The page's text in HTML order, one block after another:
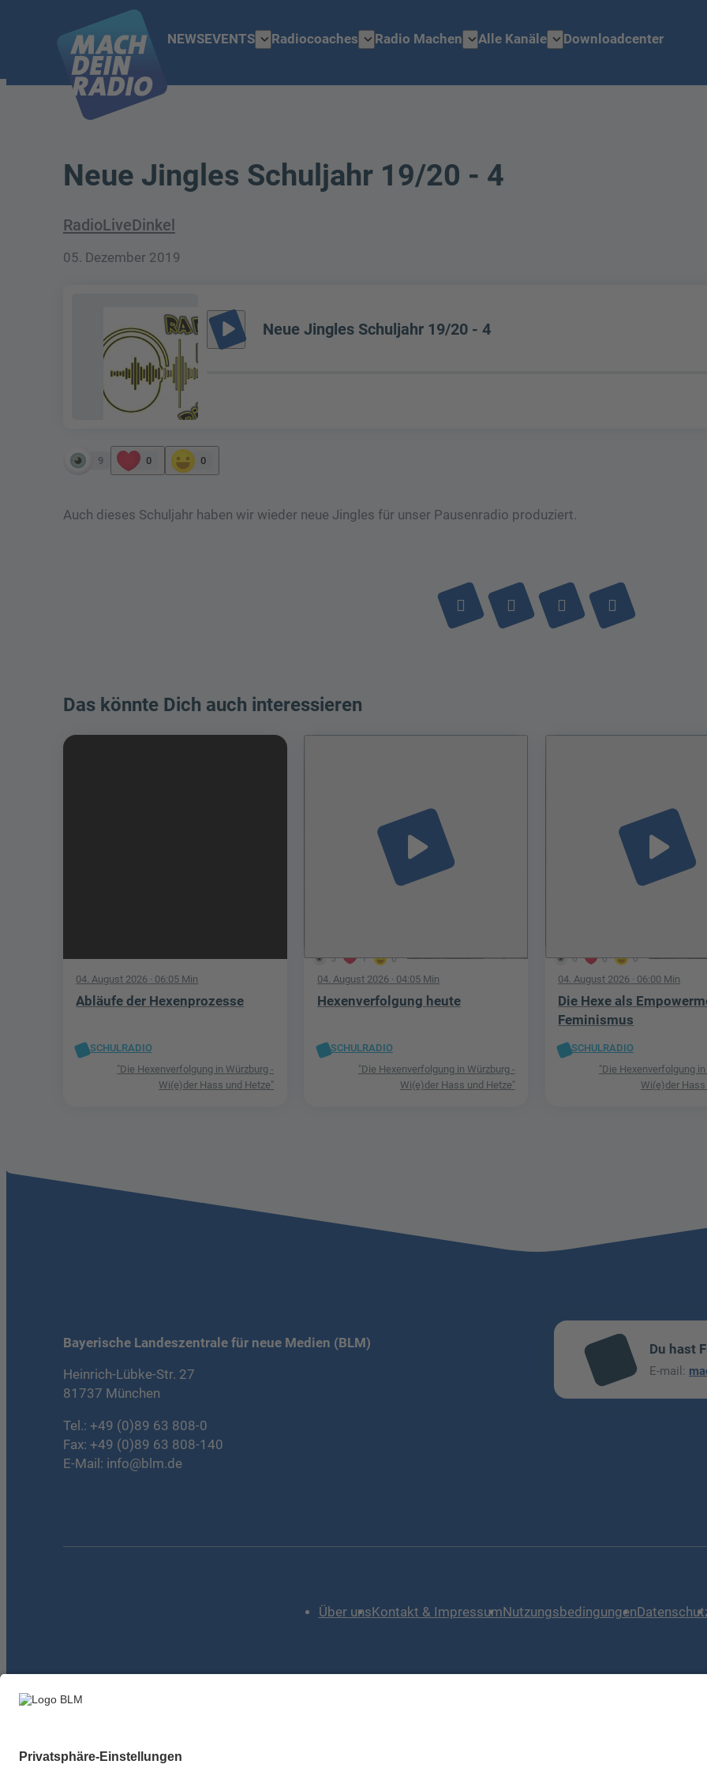
NEWSEVENTS expand_moreRadiocoaches expand_moreRadio Machen expand_moreAlle Kanäle expand_moreDownloadcenter
Neue Jingles Schuljahr 19/20 - 4
RadioLiveDinkel
05. Dezember 2019
play_arrow Neue Jingles Schuljahr 19/20 - 4
9 0 0
Auch dieses Schuljahr haben wir wieder neue Jingles für unser Pausenradio produziert.
Das könnte Dich auch interessieren
04. August 2026 · 06:05 Min
Abläufe der Hexenprozesse
SCHULRADIO
"Die Hexenverfolgung in Würzburg -
Wi(e)der Hass und Hetze"
5 1 0
play_arrow
04. August 2026· 04:05 Min
Hexenverfolgung heute
SCHULRADIO
"Die Hexenverfolgung in Würzburg -
Wi(e)der Hass und Hetze"
0 0 0
play_arrow
04. August 2026 · 06:00 Min
Die Hexe als
Feminismus
SCHULRADIO
"Die Hexenverfolgung
Wi(e)der Hass
Bayerische Landeszentrale für neue Medien (BLM)
Heinrich-Lübke-Str. 27
81737 München
Tel.: +49 (0)89 63 808-0
Fax: +49 (0)89 63 808-140
E-Mail: info@blm.de
mai
l
Du hast
E-mail:
Über unsKontakt & ImpressumNutzungsbedingungen